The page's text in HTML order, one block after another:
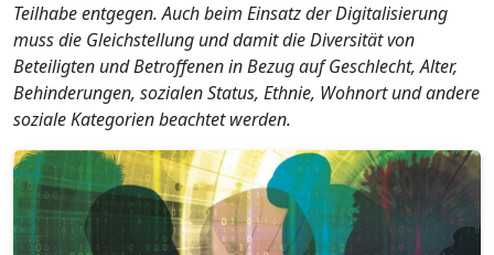
Teilhabe entgegen. Auch beim Einsatz der Digitalisierung
muss die Gleichstellung und damit die Diversität von
Beteiligten und Betroffenen in Bezug auf Geschlecht, Alter,
Behinderungen, sozialen Status, Ethnie, Wohnort und andere
soziale Kategorien beachtet werden.